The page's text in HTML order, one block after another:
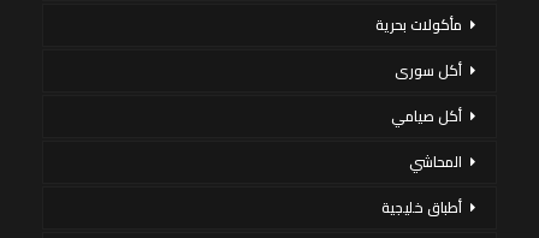
مأكولات بحرية
أكل سورى
أكل صيامي
المحاشي
أطباق خليجية